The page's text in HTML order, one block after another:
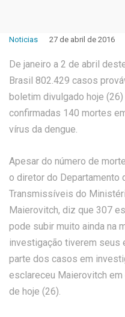
Noticias 27 de abril de 2016
De janeiro a 2 de abril
Brasil 802.429 casos
boletim divulgado hoje
confirmadas 140 mortes
vírus da dengue.
Apesar do número de
o diretor do Departamento
Transmissíveis do
Maierovitch, diz que 307
pode subir muito ainda na
investigação tiverem seus
parte dos casos em
esclareceu Maierovitch
de hoje (26).